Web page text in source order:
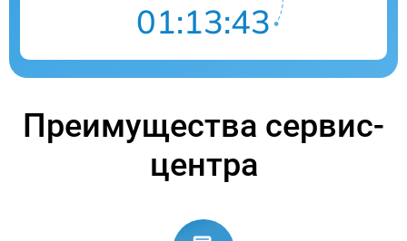
01:13:42
Преимущества сервис-
центра